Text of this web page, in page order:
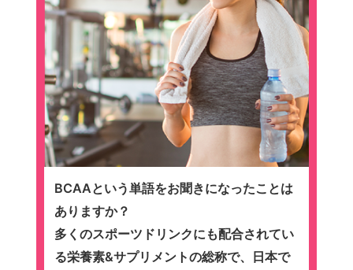
BCAAという単語をお聞きになったことは
ありますか？
多くのスポーツドリンクにも配合されてい
る栄養素&サプリメントの総称で、日本で